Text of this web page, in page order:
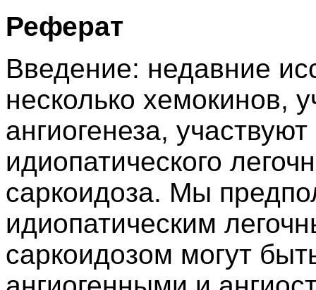
Реферат
Введение: недавние
несколько хемокинов,
ангиогенеза,
идиопатического
саркоидоза. Мы
идиопатическим
саркоидозом могут